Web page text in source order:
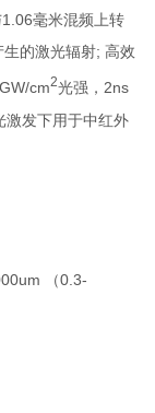
毫米混频上转
的激光辐射; 高效
cm2光强， 2ns
激发下用于中红外
（0.3-